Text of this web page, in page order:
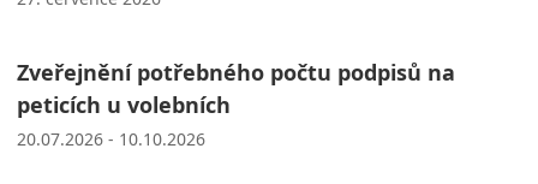
Zveřejnění potřebného počtu podpisů na
peticích u volebních
20.07.2026 - 10.10.2026